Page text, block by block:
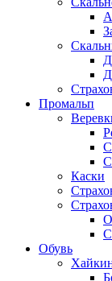
Промальп
Каски
Обувь